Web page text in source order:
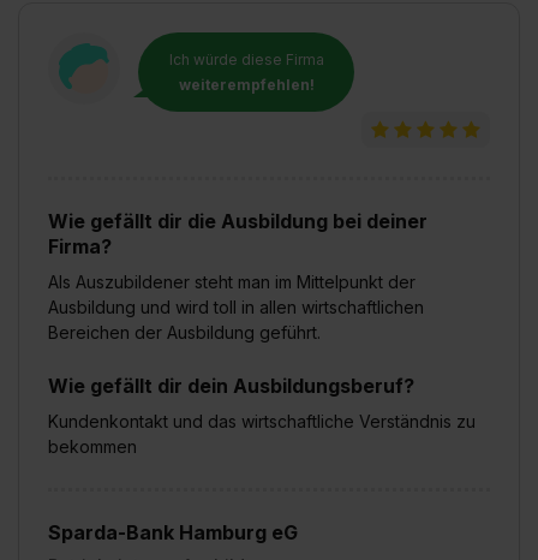
Ich würde diese Firma
weiterempfehlen!
Wie gefällt dir die Ausbildung bei deiner
Firma?
Als Auszubildener steht man im Mittelpunkt der
Ausbildung und wird toll in allen wirtschaftlichen
Bereichen der Ausbildung geführt.
Wie gefällt dir dein Ausbildungsberuf?
Kundenkontakt und das wirtschaftliche Verständnis zu
bekommen
Sparda-Bank Hamburg eG